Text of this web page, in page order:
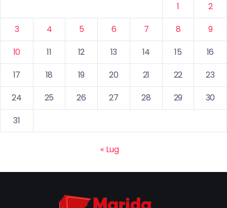
1
2
3
4 5 6 7 8
9
10
11 12 13 14 15
16
17
18 19 20 21 22
23
24
25 26 27 28 29
30
31
« Lug